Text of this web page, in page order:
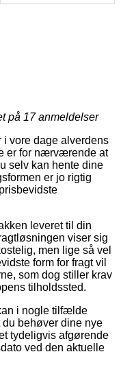
på 17anmeldelser
vore dage alverdens
er for nærværende at
selv kan hente dine
er jo rigtig
leveret til din
viser sig
men lige så vel
form for fragt vil
som dog stiller krav
tilholdssted.
i nogle tilfælde
behøver dine nye
tydeligvis afgørende
ved den aktuelle